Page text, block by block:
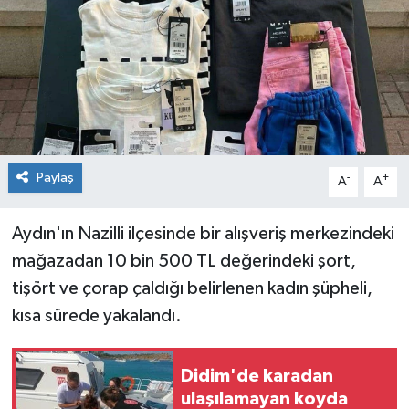
Paylaş A- A+
Aydın'ın Nazilli ilçesinde bir alışveriş merkezindeki
mağazadan 10 bin 500 TL değerindeki şort,
tişört ve çorap çaldığı belirlenen kadın şüpheli,
kısa sürede yakalandı.
Didim'de karadan
ulaşılamayan koyda